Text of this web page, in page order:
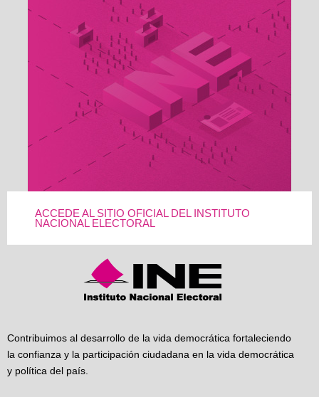
ACCEDE AL SITIO OFICIAL DEL INSTITUTO
NACIONAL ELECTORAL
Contribuimos al desarrollo de la vida democrática fortaleciendo
la confianza y la participación ciudadana en la vida democrática
y política del país.